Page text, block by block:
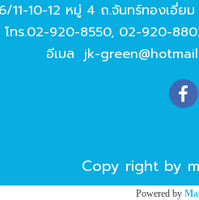
11-10-12 หมู่ 4 ถ.จันทร์ทองเอี่ย
โทร.02-920-8550, 02-920-
อีเมล jk-
Copy right by
Powered by